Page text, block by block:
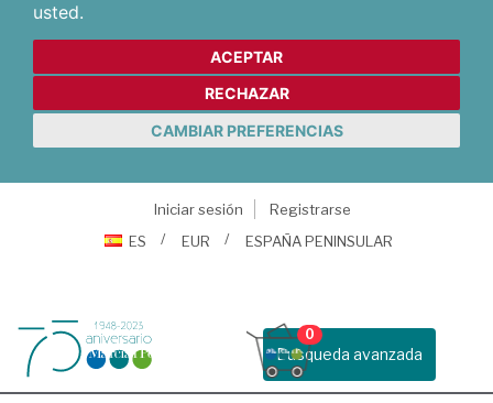
usted.
ACEPTAR
RECHAZAR
CAMBIAR PREFERENCIAS
Iniciar sesión
Registrarse
ES
EUR ESPAÑA PENINSULAR
Busqueda avanzada
0